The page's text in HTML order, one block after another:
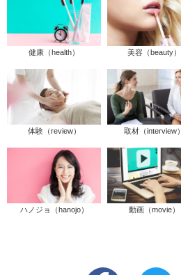
健康（health） 美容（beauty）
体験（review） 取材（interview）
ハノジョ（hanojo） 動画（movie）